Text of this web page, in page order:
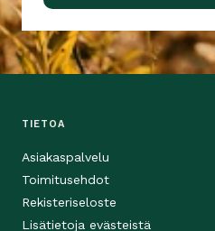
TIETOA
Asiakaspalvelu
Toimitusehdot
Rekisteriseloste
Lisätietoja evästeistä